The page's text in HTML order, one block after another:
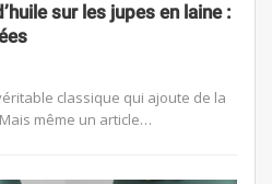
sur les jupes en laine :
classique qui ajoute de la
même un article…